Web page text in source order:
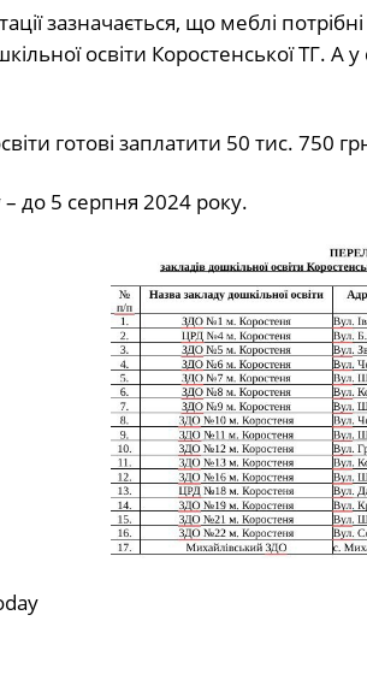
зазначається, що меблі
освіти Коростенської ТГ.
готові заплатити 50 тис. 750
до 5 серпня 2024 року.